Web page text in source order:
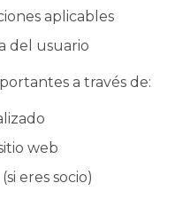
aplicables
del usuario
a través de:
web
eres socio)